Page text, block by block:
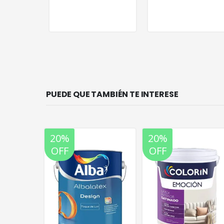
PUEDE QUE TAMBIÉN TE INTERESE
20%
OFF
20%
OFF